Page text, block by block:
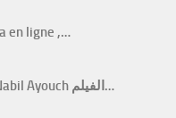
en ligne ,…
Zin Li Fik Le film Marocain de Nabil Ayouch الفيلم…